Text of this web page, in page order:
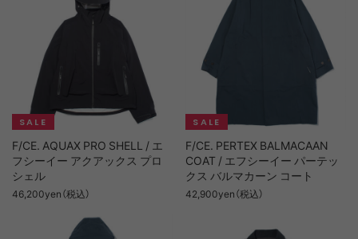
F/CE. AQUAX PRO SHELL / エ
フシーイー アクアックス プロ
シェル
46,200yen（税込）
F/CE. PERTEX BALMACAAN
COAT / エフシーイー パーテッ
クス バルマカーン コート
42,900yen（税込）